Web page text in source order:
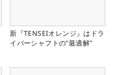
新『TENSEIオレンジ』はドラ
イバーシャフトの“最適解”